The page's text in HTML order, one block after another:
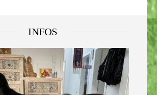
INFOS